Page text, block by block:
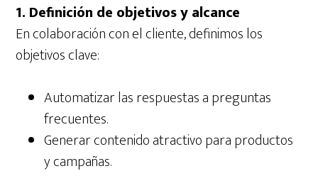
1. Definición de objetivos y alcance
En colaboración con el cliente, definimos los
objetivos clave:
Automatizar las respuestas a preguntas
frecuentes.
Generar contenido atractivo para productos
y campañas.